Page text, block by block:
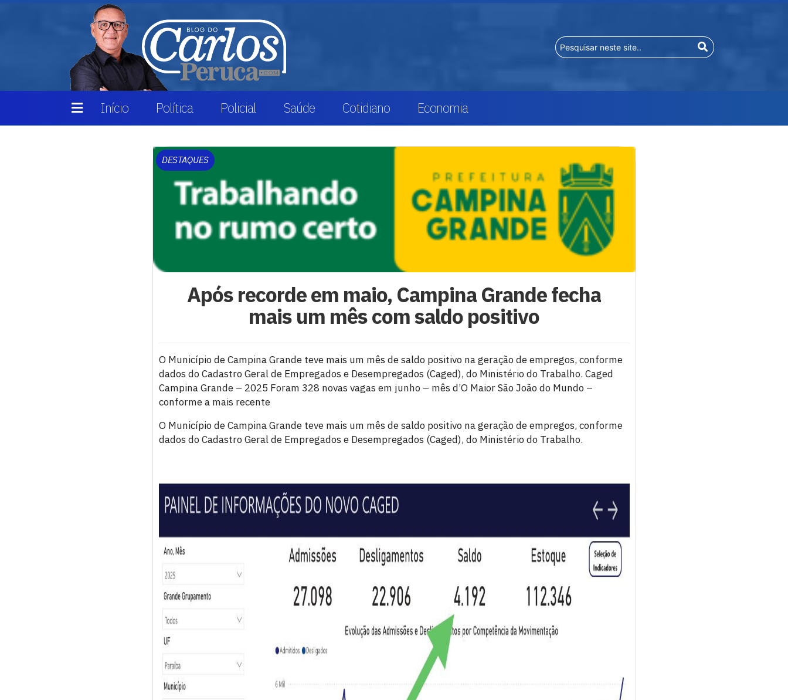
Início Política Policial Saúde Cotidiano Economia
DESTAQUES
Após recorde em maio, Campina Grande fecha
mais um mês com saldo positivo
O Município de Campina Grande teve mais um mês de saldo positivo na geração de empregos, conforme
dados do Cadastro Geral de Empregados e Desempregados (Caged), do Ministério do Trabalho. Caged
Campina Grande – 2025 Foram 328 novas vagas em junho – mês d’O Maior São João do Mundo –
conforme a mais recente
O Município de Campina Grande teve mais um mês de saldo positivo na geração de empregos, conforme
dados do Cadastro Geral de Empregados e Desempregados (Caged), do Ministério do Trabalho.